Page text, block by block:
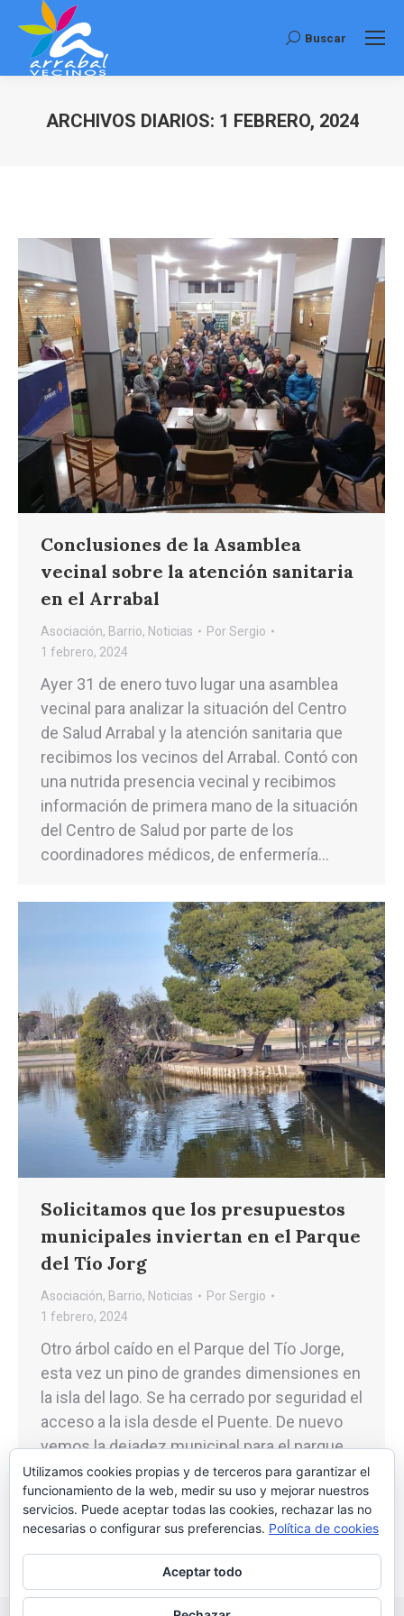
Buscar:
Buscar
ARCHIVOS DIARIOS: 1 FEBRERO, 2024
Conclusiones de la Asamblea
vecinal sobre la atención sanitaria
en el Arrabal
Asociación, Barrio, Noticias PorSergio
1 febrero, 2024
Ayer 31 de enero tuvo lugar una asamblea
vecinal para analizar la situación del Centro
de Salud Arrabal y la atención sanitaria que
recibimos los vecinos del Arrabal. Contó con
una nutrida presencia vecinal y recibimos
información de primera mano de la situación
del Centro de Salud por parte de los
coordinadores médicos, de enfermería…
Solicitamos que los presupuestos
municipales inviertan en el Parque
del Tío Jorg
Asociación, Barrio, Noticias PorSergio
1 febrero, 2024
Otro árbol caído en el Parque del Tío Jorge,
esta vez un pino de grandes dimensiones en
la isla del lago. Se ha cerrado por seguridad el
acceso a la isla desde el Puente. De nuevo
vemos la dejadez municipal para el parque
del Tío Jorge, que gracias al presupuesto
que aprobará el equipo de…
Utilizamos cookies propias y de terceros para garantizar el
funcionamiento de la web, medir su uso y mejorar nuestros
servicios. Puede aceptar todas las cookies, rechazar las no
necesarias o configurar sus preferencias. Política de cookies
Aceptar todo